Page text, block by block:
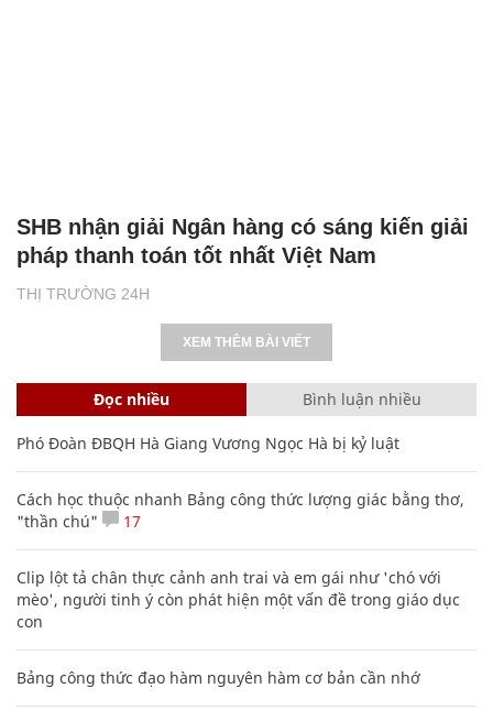
THỊ TRƯỜNG 24H
SHB nhận giải Ngân hàng có sáng kiến giải
pháp thanh toán tốt nhất Việt Nam
XEM THÊM BÀI VIẾT
Đọc nhiều Bình luận nhiều
Phó Đoàn ĐBQH Hà Giang Vương Ngọc Hà bị kỷ luật
Cách học thuộc nhanh Bảng công thức lượng giác bằng thơ,
"thần chú"
17
Clip lột tả chân thực cảnh anh trai và em gái như 'chó với
mèo', người tinh ý còn phát hiện một vấn đề trong giáo dục
con
Bảng công thức đạo hàm nguyên hàm cơ bản cần nhớ